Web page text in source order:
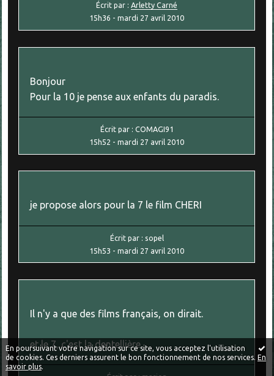
En poursuivant votre navigation sur ce site, vous acceptez l'utilisation
de cookies. Ces derniers assurent le bon fonctionnement de nos services. En
savoir plus.
Écrit par :Arletty Carné
15h36 -mardi 27 avril 2010
Bonjour
Pour la 10 je pense aux enfants du paradis.
Écrit par : COMAGI91
15h52 -mardi 27 avril 2010
je propose alors pour la 7 le film CHERI
Écrit par : sopel
15h53 -mardi 27 avril 2010
Il n'y a que des films français, on dirait.
et le 7, c'est la dentellière